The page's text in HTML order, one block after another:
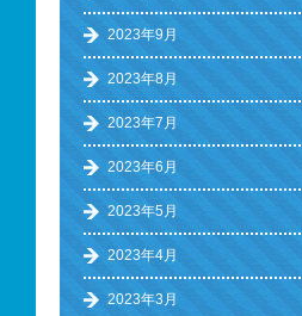
2023年9月
2023年8月
2023年7月
2023年6月
2023年5月
2023年4月
2023年3月